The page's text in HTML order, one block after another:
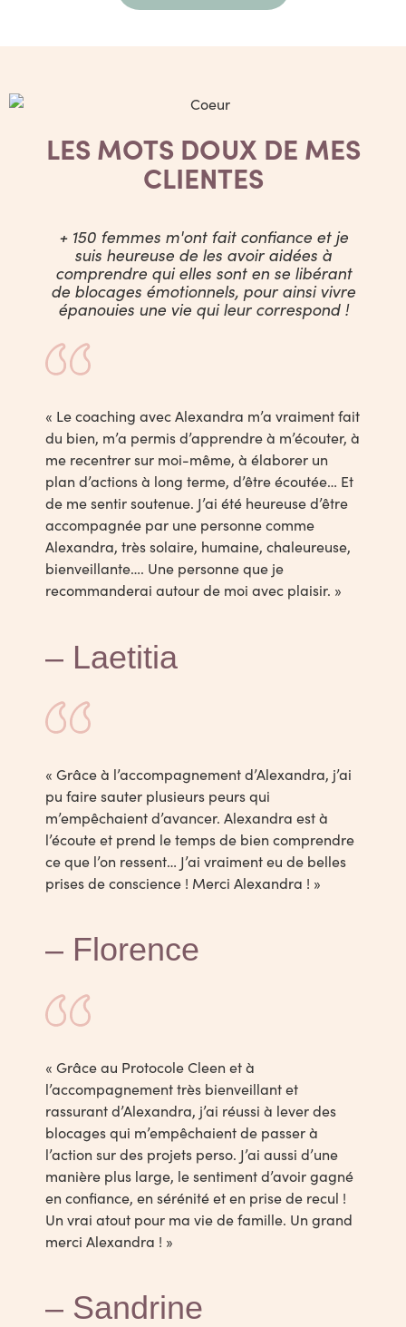
LES MOTS DOUX DE MES
CLIENTES
+ 150 femmes m'ont fait confiance et je
suis heureuse de les avoir aidées à
comprendre qui elles sont en se libérant
de blocages émotionnels, pour ainsi vivre
épanouies une vie qui leur correspond !
« Le coaching avec Alexandra m’a vraiment fait
du bien, m’a permis d’apprendre à m’écouter, à
me recentrer sur moi-même, à élaborer un
plan d’actions à long terme, d’être écoutée… Et
de me sentir soutenue. J’ai été heureuse d’être
accompagnée par une personne comme
Alexandra, très solaire, humaine, chaleureuse,
bienveillante…. Une personne que je
recommanderai autour de moi avec plaisir. »
– Laetitia
« Grâce à l’accompagnement d’Alexandra, j’ai
pu faire sauter plusieurs peurs qui
m’empêchaient d’avancer. Alexandra est à
l’écoute et prend le temps de bien comprendre
ce que l’on ressent… J’ai vraiment eu de belles
prises de conscience ! Merci Alexandra ! »
– Florence
« Grâce au Protocole Cleen et à
l’accompagnement très bienveillant et
rassurant d’Alexandra, j’ai réussi à lever des
blocages qui m’empêchaient de passer à
l’action sur des projets perso. J’ai aussi d’une
manière plus large, le sentiment d’avoir gagné
en confiance, en sérénité et en prise de recul !
Un vrai atout pour ma vie de famille. Un grand
merci Alexandra ! »
– Sandrine